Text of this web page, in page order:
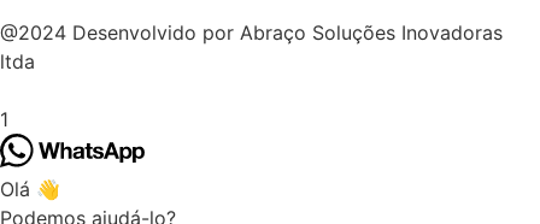
@2024 Desenvolvido por Abraço Soluções Inovadoras
ltda
1
Olá 👋
Podemos ajudá-lo?